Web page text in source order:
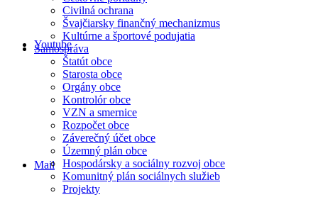
Youtube
Mail
Civilná ochrana
Švajčiarsky finančný mechanizmus
Kultúrne a športové podujatia
Samospráva
Štatút obce
Starosta obce
Orgány obce
Kontrolór obce
VZN a smernice
Rozpočet obce
Záverečný účet obce
Územný plán obce
Hospodársky a sociálny rozvoj obce
Komunitný plán sociálnych služieb
Projekty